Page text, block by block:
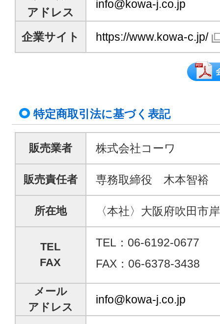
アドレス
info@kowa-j.co.jp
企業サイト https://www.kowa-c.jp/
特定商取引法に基づく表記
販売業者 株式会社コーワ
販売責任者 専務取締役 木本智裕
所在地 〈本社〉大阪府吹田市
TEL
FAX
TEL：06-6192-0677
FAX：06-6378-3438
メール
アドレス
info@kowa-j.co.jp